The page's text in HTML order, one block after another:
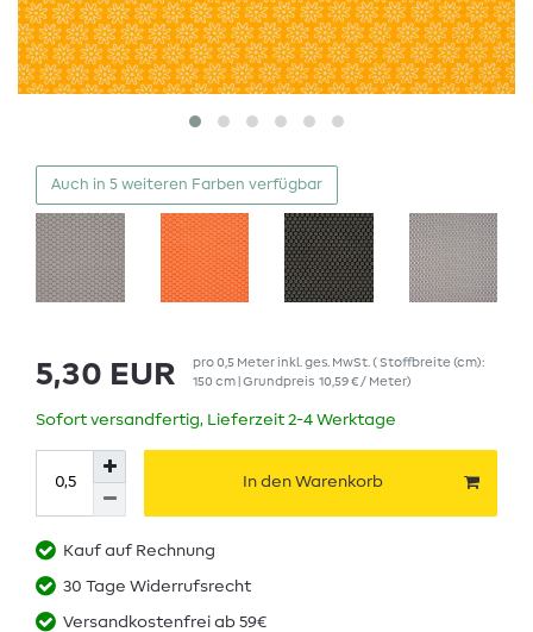
Auch in 5 weiteren Farben verfügbar
5,30 EUR pro0,5 Meterinkl. ges. MwSt. ( Stoffbreite (cm):
150 cm | Grundpreis 10,59 € / Meter)
Sofort versandfertig, Lieferzeit 2-4 Werktage
In den Warenkorb
Kauf auf Rechnung
30 Tage Widerrufsrecht
Versandkostenfrei ab 59€